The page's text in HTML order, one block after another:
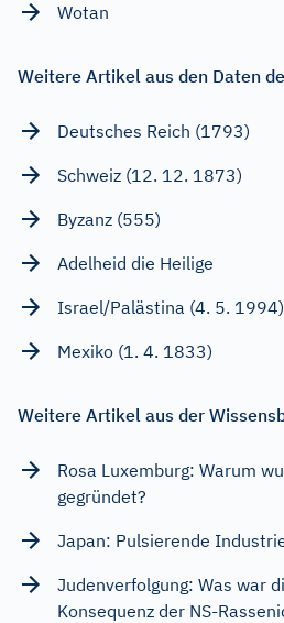
Wotan
Weitere Artikel aus den Daten
Deutsches Reich (1793)
Schweiz (12. 12. 1873)
Byzanz (555)
Adelheid die Heilige
Israel/Palästina (4. 5. 1994)
Mexiko (1. 4. 1833)
Weitere Artikel aus der
Rosa Luxemburg: Warum
gegründet?
Japan: Pulsierende
Judenverfolgung: Was war
Konsequenz der NS-